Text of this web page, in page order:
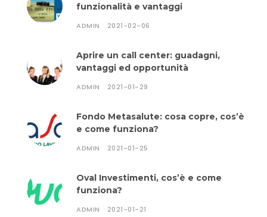
funzionalità e vantaggi
ADMIN 2021-02-06
Aprire un call center: guadagni,
vantaggi ed opportunità
ADMIN 2021-01-29
Fondo Metasalute: cosa copre, cos’è
e come funziona?
ADMIN 2021-01-25
Oval Investimenti, cos’è e come
funziona?
ADMIN 2021-01-21